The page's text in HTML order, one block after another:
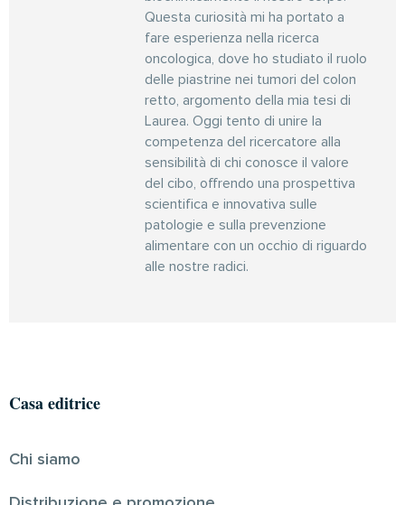
Questa curiosità mi ha portato a
fare esperienza nella ricerca
oncologica, dove ho studiato il ruolo
delle piastrine nei tumori del colon
retto, argomento della mia tesi di
Laurea. Oggi tento di unire la
competenza del ricercatore alla
sensibilità di chi conosce il valore
del cibo, offrendo una prospettiva
scientifica e innovativa sulle
patologie e sulla prevenzione
alimentare con un occhio di riguardo
alle nostre radici.
Casa editrice
Chi siamo